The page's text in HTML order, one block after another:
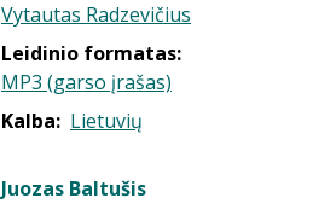
Vytautas Radzevičius
Leidinio formatas:
MP3 (garso įrašas)
Kalba: Lietuvių
Juozas Baltušis